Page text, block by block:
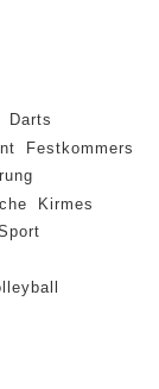
Darts
Festkommers
Kirmes